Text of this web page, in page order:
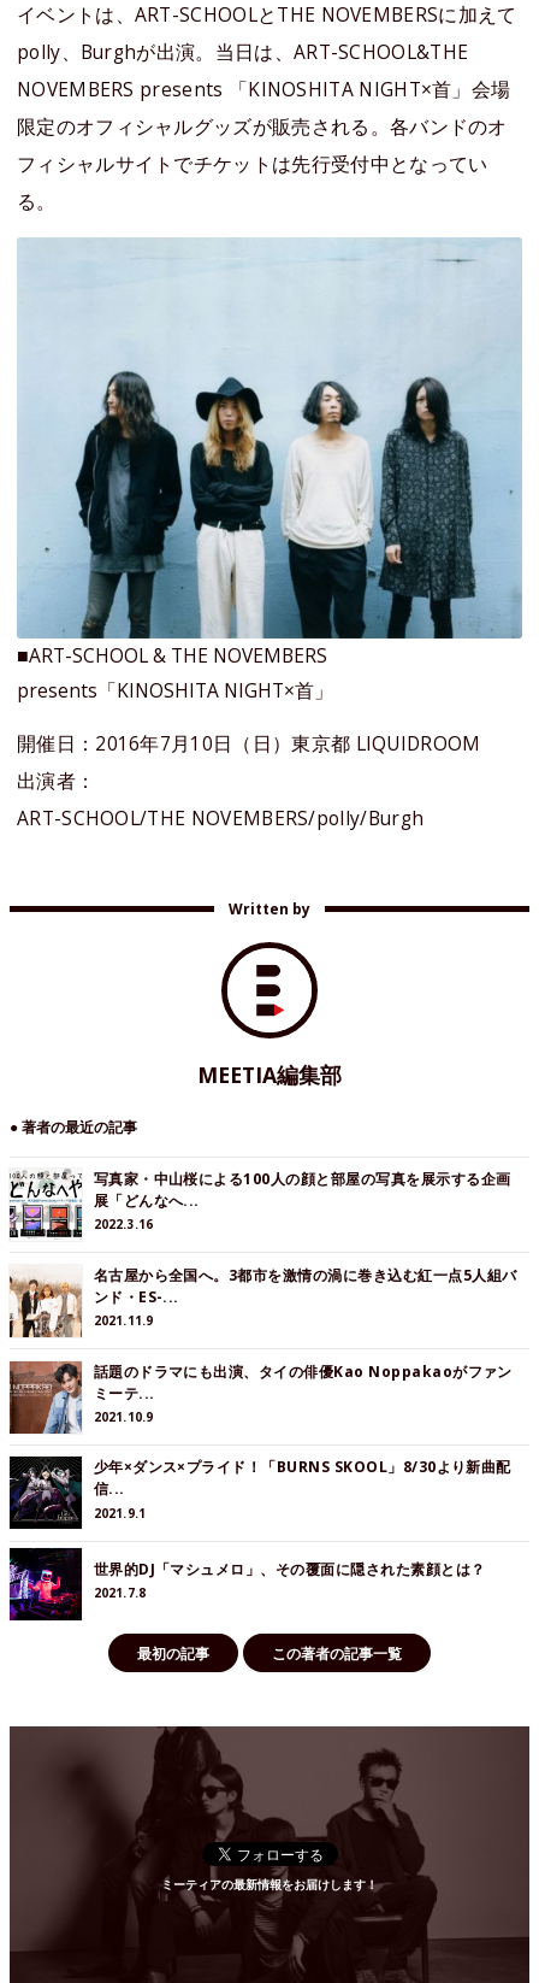
イベントは、ART-SCHOOLとTHE NOVEMBERSに加えて
polly、Burghが出演。当日は、ART-SCHOOL&THE
NOVEMBERS presents 「KINOSHITA NIGHT×首」会場
限定のオフィシャルグッズが販売される。各バンドのオ
フィシャルサイトでチケットは先行受付中となってい
る。
■ART-SCHOOL & THE NOVEMBERS
presents「KINOSHITA NIGHT×首」
開催日：2016年7月10日（日）東京都 LIQUIDROOM
出演者：
ART-SCHOOL/THE NOVEMBERS/polly/Burgh
Written by
MEETIA編集部
● 著者の最近の記事
写真家・中山桜による100人の顔と部屋の写真を展示する企画
展「どんなへ...
2022.3.16
名古屋から全国へ。3都市を激情の渦に巻き込む紅一点5人組バ
ンド・ES-...
2021.11.9
話題のドラマにも出演、タイの俳優Kao Noppakaoがファン
ミーテ...
2021.10.9
少年×ダンス×プライド！「BURNS SKOOL」8/30より新曲配
信...
2021.9.1
世界的DJ「マシュメロ」、その覆面に隠された素顔とは？
2021.7.8
最初の記事 この著者の記事一覧
ミーティアの最新情報をお届けします！